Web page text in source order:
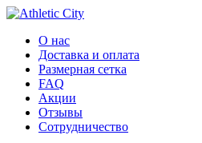
О нас
Доставка и оплата
Размерная сетка
FAQ
Акции
Отзывы
Сотрудничество